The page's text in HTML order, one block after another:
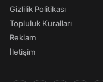
Gizlilik Politikası
Topluluk Kuralları
Reklam
İletişim